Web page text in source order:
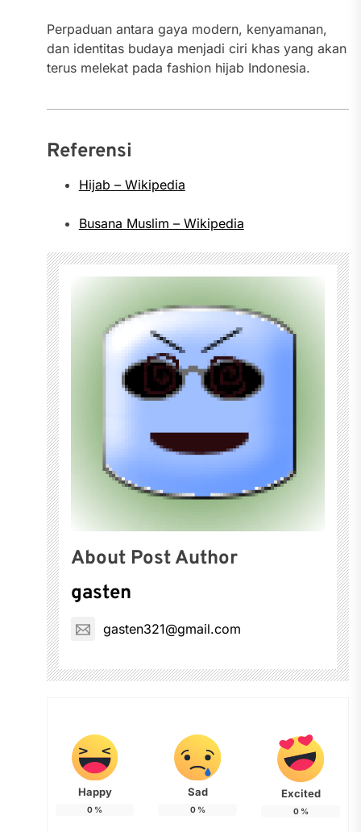
Perpaduan antara gaya modern, kenyamanan,
dan identitas budaya menjadi ciri khas yang akan
terus melekat pada fashion hijab Indonesia.
Referensi
Hijab – Wikipedia
Busana Muslim – Wikipedia
About Post Author
gasten
gasten321@gmail.com
Happy
0 %
Sad
0%
Excited
0%